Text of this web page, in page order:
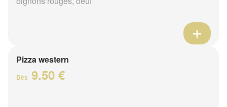
Pizza western
Dès 9.50 €